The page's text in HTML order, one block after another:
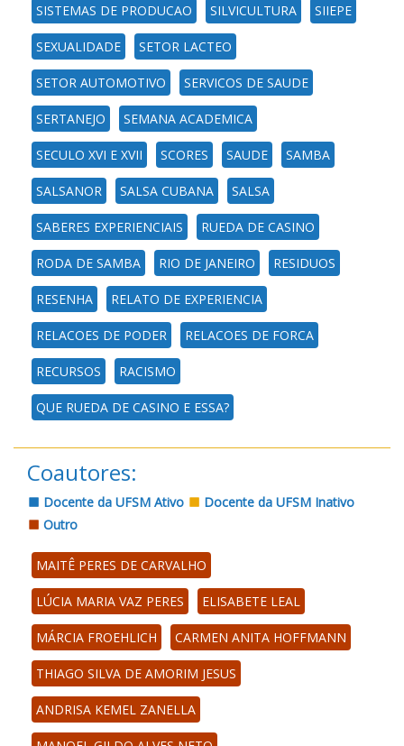
SISTEMAS DE PRODUCAO SILVICULTURA SIIEPE
SEXUALIDADE SETOR LACTEO
SETOR AUTOMOTIVO SERVICOS DE SAUDE
SERTANEJO SEMANA ACADEMICA
SECULO XVI E XVII SCORES SAUDE SAMBA
SALSANOR SALSA CUBANA SALSA
SABERES EXPERIENCIAIS RUEDA DE CASINO
RODA DE SAMBA RIO DE JANEIRO RESIDUOS
RESENHA RELATO DE EXPERIENCIA
RELACOES DE PODER RELACOES DE FORCA
RECURSOS RACISMO
QUE RUEDA DE CASINO E ESSA?
Coautores:
Docente da UFSM Ativo
Docente da UFSM Inativo
Outro
MAITÊ PERES DE CARVALHO
LÚCIA MARIA VAZ PERES ELISABETE LEAL
MÁRCIA FROEHLICH CARMEN ANITA HOFFMANN
THIAGO SILVA DE AMORIM JESUS
ANDRISA KEMEL ZANELLA